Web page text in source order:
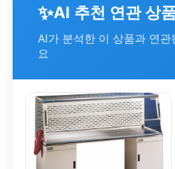
✨AI 추천 연관 상
AI가 분석한 이 상품과 연
요